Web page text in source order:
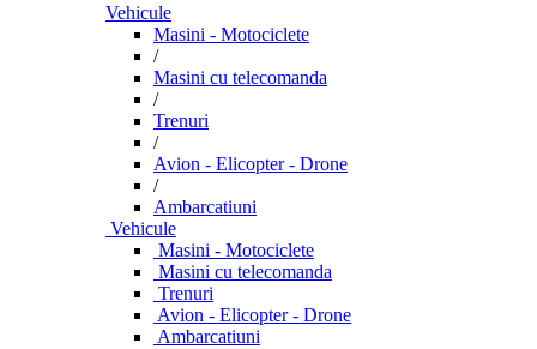
Vehicule
Masini - Motociclete
/
Masini cu telecomanda
/
Trenuri
/
Avion - Elicopter - Drone
/
Ambarcatiuni
Vehicule
Masini - Motociclete
Masini cu telecomanda
Trenuri
Avion - Elicopter - Drone
Ambarcatiuni